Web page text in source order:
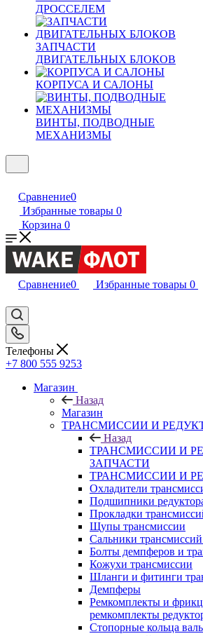
ДРОССЕЛЕМ
ЗАПЧАСТИ
ДВИГАТЕЛЬНЫХ БЛОКОВ
КОРПУСА И САЛОНЫ
ВИНТЫ, ПОДВОДНЫЕ
МЕХАНИЗМЫ
Сравнение0
Избранные товары 0
Корзина 0
Сравнение0 Избранные товары 0
Телефоны
+7 800 555 9253
Магазин
Назад
Магазин
ТРАНСМИССИИ И
Назад
ТРАНСМИССИИ И
ЗАПЧАСТИ
ТРАНСМИССИИ И
Охладители
Подшипники
Прокладки
Щупы трансмиссии
Сальники
Болты демпферов и
Кожухи трансмиссии
Шланги и фитинги
Демпферы
Ремкомплекты и
ремкомплекты
Стопорные кольца